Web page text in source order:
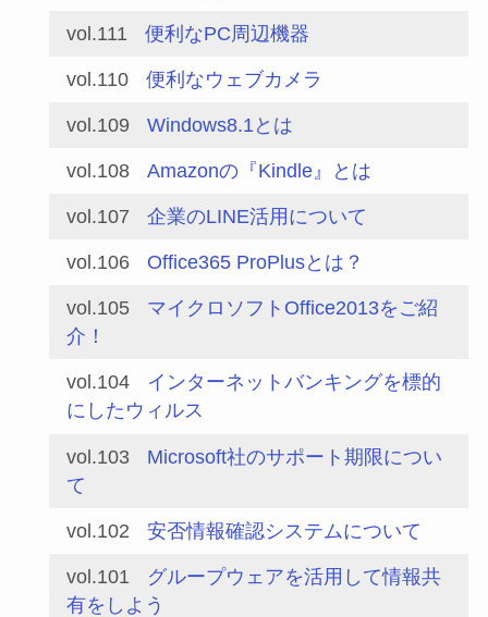
vol.111 便利なPC周辺機器
vol.110 便利なウェブカメラ
vol.109 Windows8.1とは
vol.108 Amazonの『Kindle』とは
vol.107 企業のLINE活用について
vol.106 Office365 ProPlusとは？
vol.105
マイクロソフトOffice2013をご紹
介！
vol.104
インターネットバンキングを標的
にしたウィルス
vol.103
Microsoft社のサポート期限につい
て
vol.102 安否情報確認システムについて
vol.101
グループウェアを活用して情報共
有をしよう